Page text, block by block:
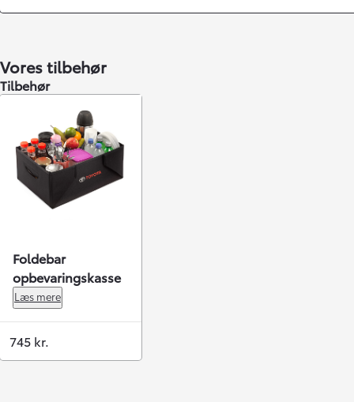
HYBRID
Vores tilbehør
Tilbehør
Foldebar
opbevaringskasse
Læs mere
745 kr.